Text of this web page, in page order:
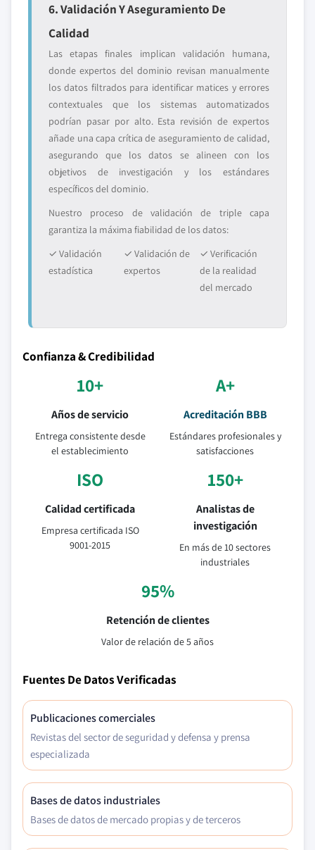
6. Validación Y Aseguramiento De
Calidad
Las etapas finales implican validación humana,
donde expertos del dominio revisan manualmente
los datos filtrados para identificar matices y errores
contextuales que los sistemas automatizados
podrían pasar por alto. Esta revisión de expertos
añade una capa crítica de aseguramiento de calidad,
asegurando que los datos se alineen con los
objetivos de investigación y los estándares
específicos del dominio.
Nuestro proceso de validación de triple capa
garantiza la máxima fiabilidad de los datos:
✓ Validación
estadística
✓ Validación de
expertos
✓ Verificación
de la realidad
del mercado
Confianza & Credibilidad
10+
Años de servicio
Entrega consistente desde
el establecimiento
A+
Acreditación BBB
Estándares profesionales y
satisfacciones
ISO
Calidad certificada
Empresa certificada ISO
9001-2015
150+
Analistas de
investigación
En más de 10 sectores
industriales
95%
Retención de clientes
Valor de relación de 5 años
Fuentes De Datos Verificadas
Publicaciones comerciales
Revistas del sector de seguridad y defensa y prensa
especializada
Bases de datos industriales
Bases de datos de mercado propias y de terceros